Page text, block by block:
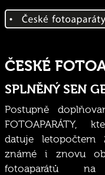
ČESKÉ
SPLNĚNÝ SEN
Postupně
FOTOAPARÁTY,
datuje letopočtem
známé i znovu
fotoaparátů